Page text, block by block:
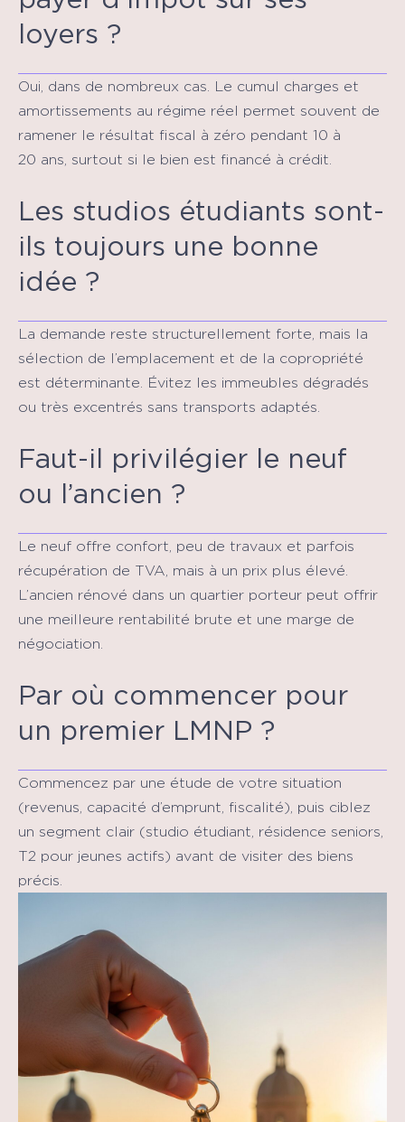
loyers ?
Oui, dans de nombreux cas. Le cumul charges et
amortissements au régime réel permet souvent de
ramener le résultat fiscal à zéro pendant 10 à
20 ans, surtout si le bien est financé à crédit.
Les studios étudiants sont-
ils toujours une bonne
idée ?
La demande reste structurellement forte, mais la
sélection de l’emplacement et de la copropriété
est déterminante. Évitez les immeubles dégradés
ou très excentrés sans transports adaptés.
Faut-il privilégier le neuf
ou l’ancien ?
Le neuf offre confort, peu de travaux et parfois
récupération de TVA, mais à un prix plus élevé.
L’ancien rénové dans un quartier porteur peut offrir
une meilleure rentabilité brute et une marge de
négociation.
Par où commencer pour
un premier LMNP ?
Commencez par une étude de votre situation
(revenus, capacité d’emprunt, fiscalité), puis ciblez
un segment clair (studio étudiant, résidence seniors,
T2 pour jeunes actifs) avant de visiter des biens
précis.